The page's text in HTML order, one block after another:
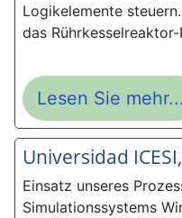
Logikelemente
das
Lesen Sie mehr...
Universidad
Einsatz unseres
Simulationssystems